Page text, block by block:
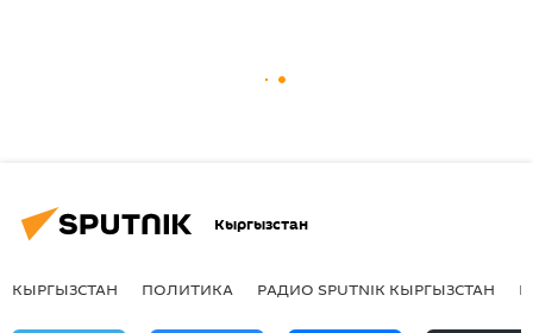
Кыргызстан
КЫРГЫЗСТАН ПОЛИТИКА РАДИО SPUTNIK КЫРГЫЗСТАН